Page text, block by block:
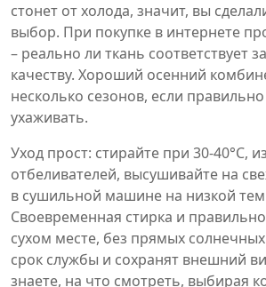
стонет от холода, значит, вы
выбор. При покупке в интернете
– реально ли ткань соответствует
качеству. Хороший осенний
несколько сезонов, если
ухаживать.
Уход прост: стирайте при 30‑40°C,
отбеливателей, высушивайте на
в сушильной машине на низкой
Своевременная стирка и
сухом месте, без прямых
срок службы и сохранят внешний
знаете, на что смотреть, выбирая